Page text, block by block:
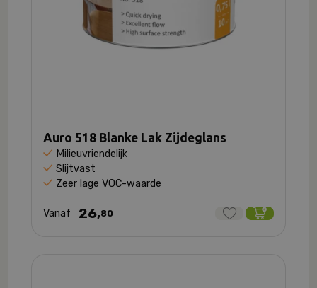
Auro 518 Blanke Lak Zijdeglans
Milieuvriendelijk
Slijtvast
Zeer lage VOC-waarde
Vanaf 26,80